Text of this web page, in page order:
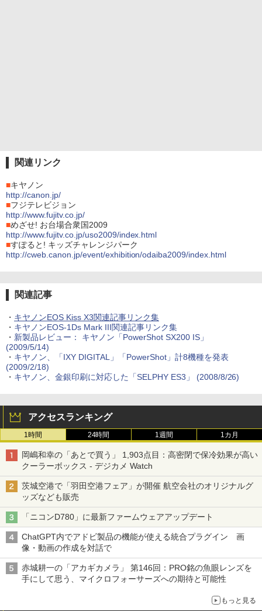
関連リンク
■キヤノン
http://canon.jp/
■フジテレビジョン
http://www.fujitv.co.jp/
■めざせ! お台場合衆国2009
http://www.fujitv.co.jp/uso2009/index.html
■すぽると! キッズチャレンジパーク
http://cweb.canon.jp/event/exhibition/odaiba2009/index.html
関連記事
・ キヤノンEOS Kiss X3関連記事リンク集
・ キヤノンEOS-1Ds Mark III関連記事リンク集
・ 新製品レビュー： キヤノン「PowerShot SX200 IS」
(2009/5/14)
・ キヤノン、「IXY DIGITAL」「PowerShot」計8機種を発表
(2009/2/18)
・ キヤノン、金銀印刷に対応した「SELPHY ES3」 (2008/8/26)
アクセスランキング
1時間 24時間 1週間 1カ月
岡嶋和幸の「あとで買う」 1,903点目：高密閉で保冷効果が高い
クーラーボックス - デジカメ Watch
茨城空港で「羽田空港フェア」が開催 航空会社のオリジナルグ
ッズなども販売
「ニコンD780」に最新ファームウェアアップデート
ChatGPT内でアドビ製品の機能が使える統合プラグイン 画
像・動画の作成を対話で
赤城耕一の「アカギカメラ」 第146回：PRO銘の魚眼レンズを
手にして思う、マイクロフォーサーズへの期待と可能性
もっと見る